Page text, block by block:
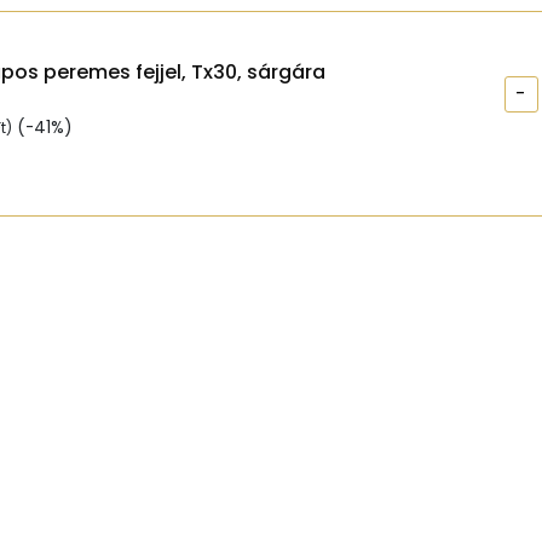
peremes fejjel, Tx30, sárgára
) (-41%)
-